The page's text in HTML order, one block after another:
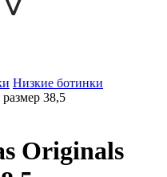
Низкие ботинки
38,5
Originals